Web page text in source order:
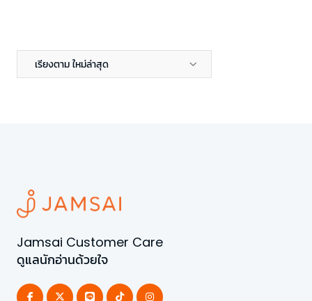
เรียงตาม ใหม่ล่าสุด
Jamsai Customer Care
ดูแลนักอ่านด้วยใจ